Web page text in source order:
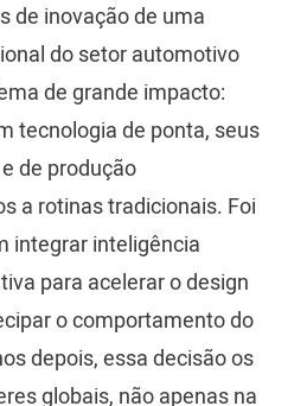
de inovação de uma
do setor automotivo
de grande impacto:
tecnologia de ponta, seus
de produção
a rotinas tradicionais. Foi
integrar inteligência
para acelerar o design
o comportamento do
depois, essa decisão os
globais, não apenas na